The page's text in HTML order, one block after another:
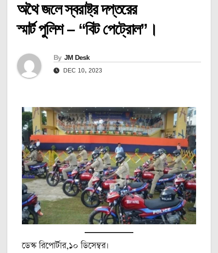
অথৈ জলে স্বরাষ্ট্র দপ্তরের
স্মার্ট পুলিশ – “বিট পেট্রোল”।
By JM Desk
DEC 10, 2023
ডেস্ক রিপোর্টার,১০ ডিসেম্বর।